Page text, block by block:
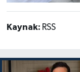
Kaynak: RSS